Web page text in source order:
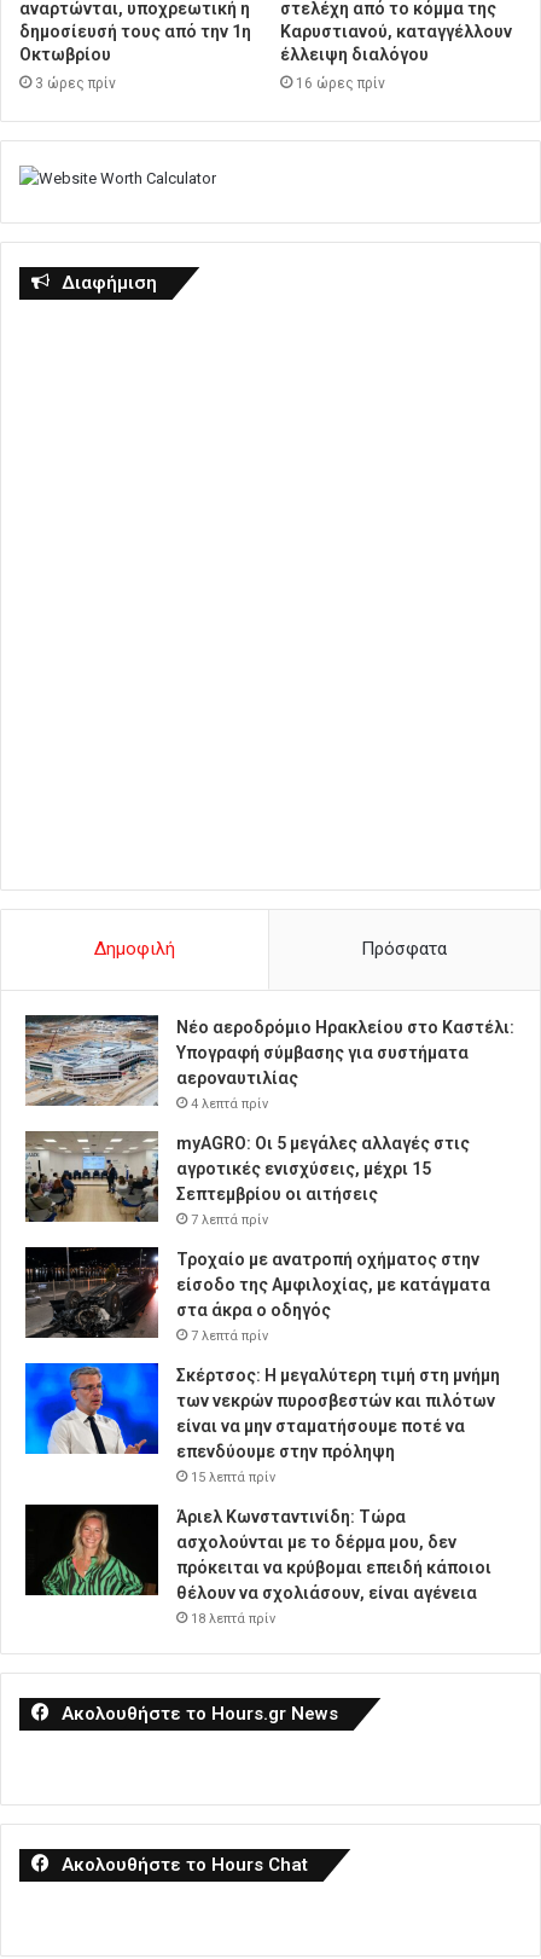
αναρτώνται, υποχρεωτική η
δημοσίευσή τους από την 1η
Οκτωβρίου
3 ώρες πρίν
στελέχη από το κόμμα της
Καρυστιανού, καταγγέλλουν
έλλειψη διαλόγου
16 ώρες πρίν
Διαφήμιση
Δημοφιλή Πρόσφατα
Νέο αεροδρόμιο Ηρακλείου στο Καστέλι:
Υπογραφή σύμβασης για συστήματα
αεροναυτιλίας
4 λεπτά πρίν
myAGRO: Οι 5 μεγάλες αλλαγές στις
αγροτικές ενισχύσεις, μέχρι 15
Σεπτεμβρίου οι αιτήσεις
7 λεπτά πρίν
Τροχαίο με ανατροπή οχήματος στην
είσοδο της Αμφιλοχίας, με κατάγματα
στα άκρα ο οδηγός
7 λεπτά πρίν
Σκέρτσος: Η μεγαλύτερη τιμή στη μνήμη
των νεκρών πυροσβεστών και πιλότων
είναι να μην σταματήσουμε ποτέ να
επενδύουμε στην πρόληψη
15 λεπτά πρίν
Άριελ Κωνσταντινίδη: Τώρα
ασχολούνται με το δέρμα μου, δεν
πρόκειται να κρύβομαι επειδή κάποιοι
θέλουν να σχολιάσουν, είναι αγένεια
18 λεπτά πρίν
Ακολουθήστε το Hours.gr News
Ακολουθήστε το Hours Chat